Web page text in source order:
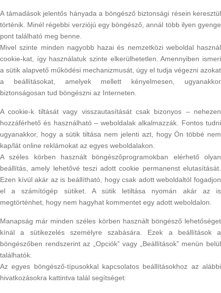
A támadások jelentős hányada a böngésző biztonsági résein keresztül
történik. Minél régebbi verziójú egy böngésző, annál több ilyen gyenge
pont található meg benne.
Mivel szinte minden nagyobb hazai és nemzetközi weboldal használ
cookie-kat, így használatuk szinte elkerülhetetlen. Amennyiben ismeri
a sütik alapvető működési mechanizmusát, úgy el tudja végezni azokat
a beállításokat, amelyek mellett kényelmesen, ugyanakkor
biztonságosan tud böngészni az Interneten.
A cookie-k tiltását vagy visszautasítását csak bizonyos – nehezen
hozzáférhető és használható – weboldalak alkalmazzák. Fontos tudni
ugyanakkor, hogy a sütik tiltása nem jelenti azt, hogy Ön többé nem
kap/lát online reklámokat az egyes weboldalakon.
A széles körben használt böngészőprogramokban elérhető olyan
beállítás, amely lehetővé teszi adott cookie permanenst elutasítását.
Ezen kívül akár az is beállítható, hogy csak adott weboldaltól fogadjon
el a számítógép sütiket. A sütik letiltása nyomán akár az is
megtörténhet, hogy nem hagyhat kommentet egy adott weboldalon.
Manapság már minden széles körben használt böngésző lehetőséget
kínál a sütikezelés személyre szabására. Ezek a beállítások a
böngészőben rendszerint az „Opciók” vagy „Beállítások” menün belül
találhatók.
Az egyes böngésző-típusokkal kapcsolatos beállításokhoz az alábbi
hivatkozásokra kattintva talál segítséget: